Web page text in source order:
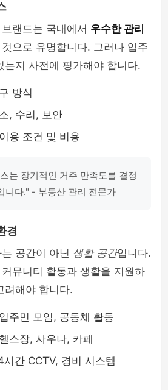
랜드는 국내에서 우수한 관리
으로 유명합니다. 그러나 입주
는지 사전에 평가해야 합니다.
방식
, 수리, 보안
용 조건 및 비용
는 장기적인 거주 만족도를 결정
니다." - 부동산 관리 전문가
경
공간이 아닌 생활 공간입니다.
뮤니티 활동과 생활을 지원하
려해야 합니다.
주민 모임, 공동체 활동
스장, 사우나, 카페
간 CCTV, 경비 시스템